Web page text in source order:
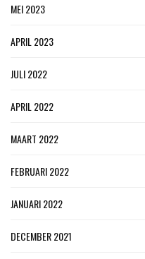
MEI 2023
APRIL 2023
JULI 2022
APRIL 2022
MAART 2022
FEBRUARI 2022
JANUARI 2022
DECEMBER 2021